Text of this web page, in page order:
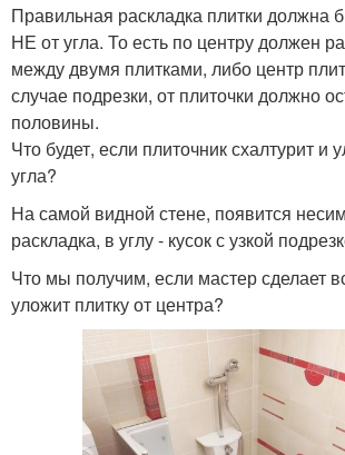
Правильная раскладка плитки должна
НЕ от угла. То есть по центру должен
между двумя плитками, либо центр
случае подрезки, от плиточки должно
половины.
Что будет, если плиточник схалтурит и
угла?
На самой видной стене, появится
раскладка, в углу - кусок с узкой
Что мы получим, если мастер сделает
уложит плитку от центра?